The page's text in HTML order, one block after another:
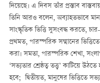
দিয়েছে। এ দিবস তাঁর প্রস্তাব
তিনি আরও বলেন, অব্যাহতভাবে
সাংস্কৃতিক ভিত্তি সুসংবদ্ধ করতে,
প্রথমত, পারস্পরিক সম্মানের
করা। সমতা, পারস্পরিক শেখা,
‘সভ্যতার শ্রেষ্ঠত্ব তত্ত্ব’ কাটিয়ে
হবে; দ্বিতীয়ত, মানুষের ভিত্তিতে